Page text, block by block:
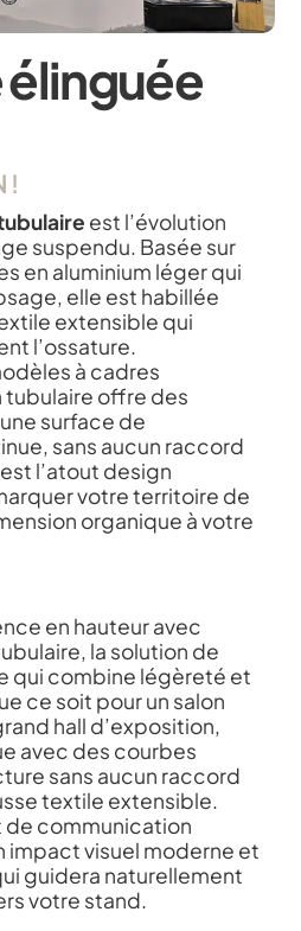
élinguée
!
est l’évolution
suspendu. Basée sur
en aluminium léger qui
elle est habillée
extensible qui
l’ossature.
à cadres
tubulaire offre des
surface de
sans aucun raccord
l’atout design
votre territoire de
organique à votre
en hauteur avec
la solution de
qui combine légèreté et
ce soit pour un salon
hall d’exposition,
avec des courbes
sans aucun raccord
textile extensible.
de communication
impact visuel moderne et
guidera naturellement
votre stand.